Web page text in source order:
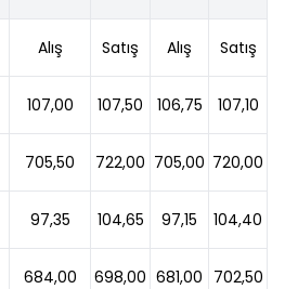
Alış Satış Alış Satış
107,00 107,50 106,75 107,10
705,50 722,00 705,00 720,00
97,35 104,65 97,15 104,40
684,00 698,00 681,00 702,50